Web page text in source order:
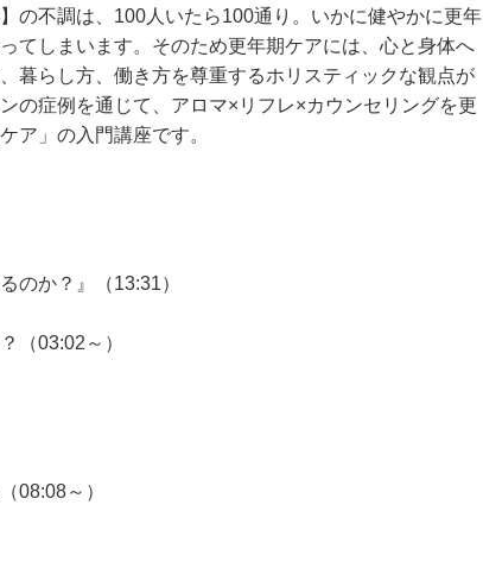
の不調は、100人いたら100通り。いかに健やかに更年
てしまいます。そのため更年期ケアには、心と身体へ
暮らし方、働き方を尊重するホリスティックな観点が
の症例を通じて、アロマ×リフレ×カウンセリングを更
ア」の入門講座です。
のか？』（13:31）
（03:02～）
08:08～）